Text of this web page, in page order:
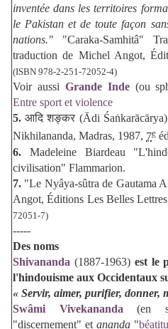
inventée dans les territoires
le Pakistan et de toute façon
nations." "Caraka-Samhitâ"
traduction de Michel Angot,
(ISBN 978-2-251-72052-4)
Voir aussi Grande Inde(ou
Entre sport et violence
5. आदि शङ्कर (Ādi Śaṅkarācārya)
Nikhilananda, Madras, 1987, 7e
6. Madeleine Biardeau
civilisation" Flammarion.
7. "Le Nyâya-sûtra de Gautama
Angot, Éditions Les Belles
72051-7)
-----
Des noms
Shivananda (1887-1963)est le
l'hindouisme aux Occidentaux
« Servir, aimer, purifier, donner,
Swâmi Vivekananda (en
"discernement" etananda "